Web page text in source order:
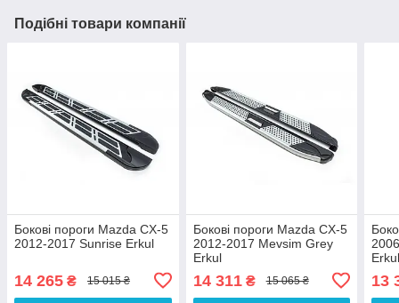
Подібні товари компанії
Бокові пороги Mazda CX-5
2012-2017 Sunrise Erkul
14 265 ₴ 15 015 ₴
Бокові пороги Mazda CX-5
2012-2017 Mevsim Grey
Erkul
14 311₴ 15 065 ₴ 13